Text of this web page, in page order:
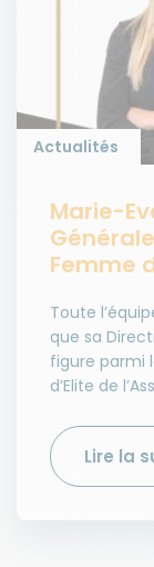
Actualités
Marie-
Femme
Toute
que sa
figure parmi
d’Elite de
Lire la